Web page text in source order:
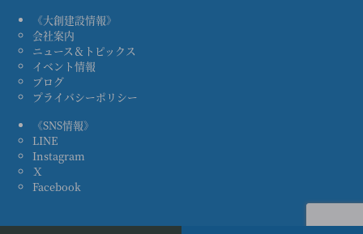
《大創建設情報》
会社案内
ニュース＆トピックス
イベント情報
ブログ
プライバシーポリシー
《SNS情報》
LINE
Instagram
Ｘ
Facebook